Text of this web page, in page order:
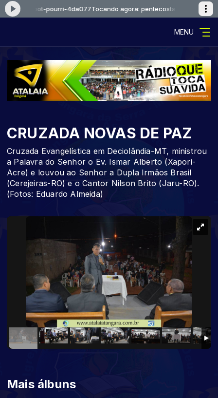
11-pot-pourri-4da077Tocando agora: pentecostal-11-pot-pourri-
MENU
CRUZADA NOVAS DE PAZ
Cruzada Evangelística em Deciolândia-MT, ministrou
a Palavra do Senhor o Ev. Ismar Alberto (Xapori-
Acre) e louvou ao Senhor a Dupla Irmãos Brasil
(Cerejeiras-RO) e o Cantor Nilson Brito (Jaru-RO).
(Fotos: Eduardo Almeida)
Mais álbuns